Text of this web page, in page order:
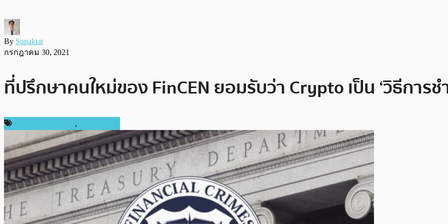
By Supakiat
กรกฎาคม 30, 2021
ที่ปรึกษาคนใหม่ของ FinCEN ยอมรับว่า Crypto เป็น ‘วิธีการช
,